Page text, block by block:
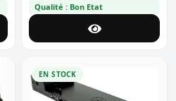
Qualité : Bon Etat
EN STOCK